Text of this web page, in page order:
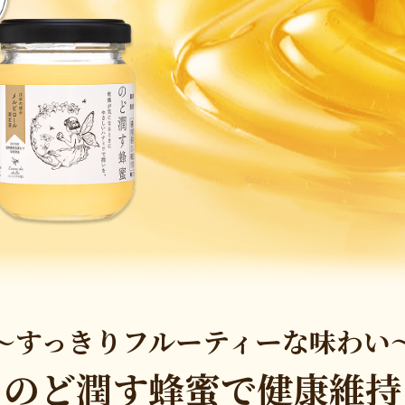
すっきりフルーティーな味わい
のど潤す蜂蜜で健康維持